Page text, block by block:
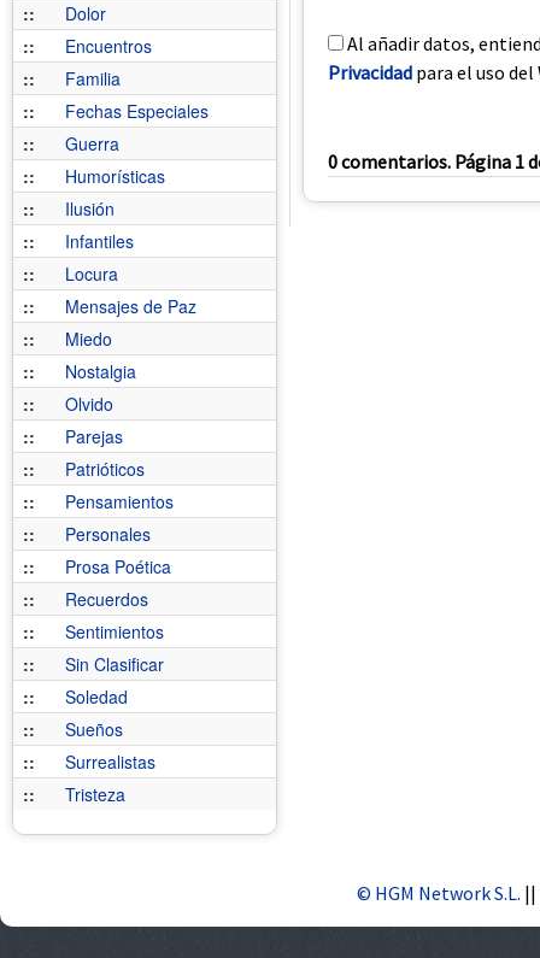
::
Dolor
::
Encuentros
::
Familia
::
Fechas Especiales
::
Guerra
::
Humorísticas
::
Ilusión
::
Infantiles
::
Locura
::
Mensajes de Paz
::
Miedo
::
Nostalgia
::
Olvido
::
Parejas
::
Patrióticos
::
Pensamientos
::
Personales
::
Prosa Poética
::
Recuerdos
::
Sentimientos
::
Sin Clasificar
::
Soledad
::
Sueños
::
Surrealistas
::
Tristeza
Al añadir datos,
Privacidad para el uso del
0 comentarios. Página 1
© HGM Network S.L. ||